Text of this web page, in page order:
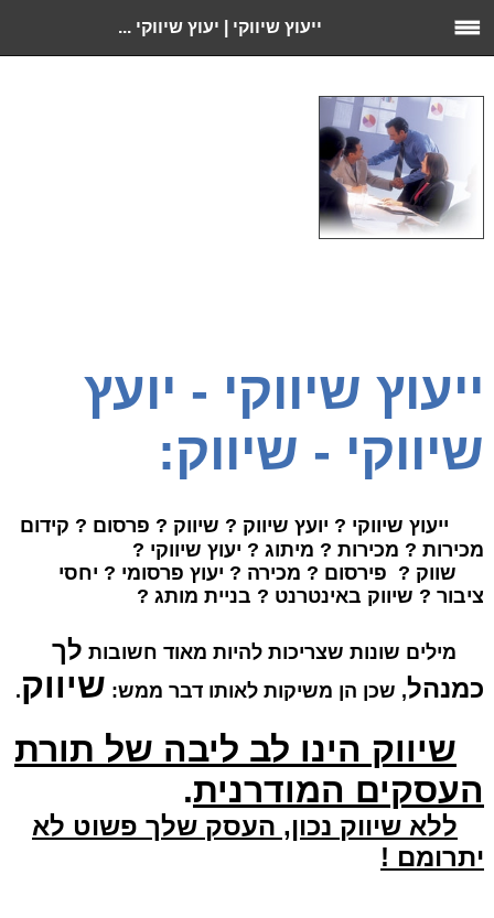
ייעוץ שיווקי | יעוץ שיווקי ...
ייעוץ שיווקי - יועץ
שיווקי - שיווק:
ייעוץ שיווקי ? יועץ שיווק ? שיווק ? פרסום ? קידום
מכירות ? מכירות ? מיתוג ? יעוץ שיווקי ?
שווק ? פירסום ? מכירה ? יעוץ פרסומי ? יחסי
ציבור ? שיווק באינטרנט ? בניית מותג ?
מילים שונות שצריכות להיות מאוד חשובות לך
כמנהל, שכן הן משיקות לאותו דבר ממש: שיווק.
שיווק הינו לב ליבה של תורת
העסקים המודרנית.
ללא שיווק נכון, העסק שלך פשוט לא
יתרומם !